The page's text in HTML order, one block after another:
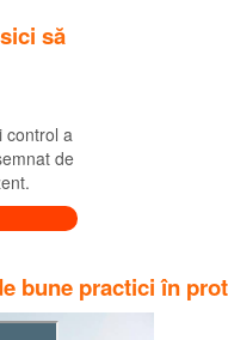
bune practici în
să
control a
de